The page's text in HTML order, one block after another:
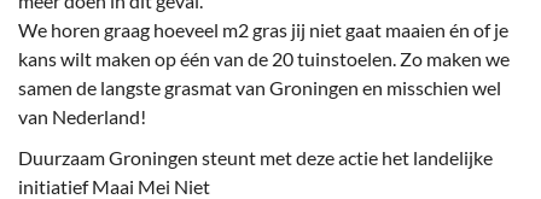
We horen graag hoeveel m2 gras jij niet gaat maaien én of je
kans wilt maken op één van de 20 tuinstoelen. Zo maken we
samen de langste grasmat van Groningen en misschien wel
van Nederland!
Duurzaam Groningen steunt met deze actie het landelijke
initiatief Maai Mei Niet